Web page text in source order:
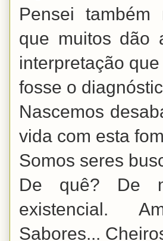
Pensei também
que muitos dão
interpretação
fosse o
Nascemos
vida com esta
Somos seres
De quê? De
existencial.
Sabores...